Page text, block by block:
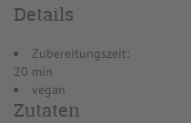
Details
Zubereitungszeit:
20 min
vegan
Zutaten